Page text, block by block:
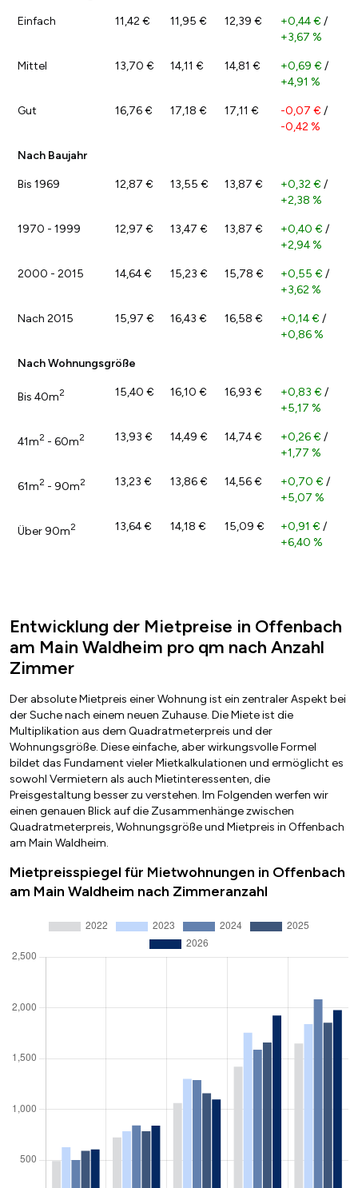
Einfach 11,42 € 11,95 € 12,39 € +0,44 € /
+3,67 %
Mittel 13,70 € 14,11 € 14,81 € +0,69 € /
+4,91 %
Gut 16,76 € 17,18 € 17,11 € -0,07 € /
-0,42 %
Nach Baujahr
Bis 1969 12,87 € 13,55 € 13,87 € +0,32 € /
+2,38 %
1970 - 1999 12,97 € 13,47 € 13,87 € +0,40 € /
+2,94 %
2000 - 2015 14,64 € 15,23 € 15,78 € +0,55 € /
+3,62 %
Nach 2015 15,97 € 16,43 € 16,58 € +0,14 € /
+0,86 %
Nach Wohnungsgröße
Bis 40m2 15,40 € 16,10 € 16,93 € +0,83 € /
+5,17 %
41m2 - 60m2 13,93 € 14,49 € 14,74 € +0,26 € /
+1,77 %
61m2 - 90m2 13,23 € 13,86 € 14,56 € +0,70 € /
+5,07 %
Über 90m2 13,64 € 14,18 € 15,09 € +0,91 € /
+6,40 %
Entwicklung der Mietpreise in Offenbach
am Main Waldheim pro qm nach Anzahl
Zimmer
Der absolute Mietpreis einer Wohnung ist ein zentraler Aspekt bei
der Suche nach einem neuen Zuhause. Die Miete ist die
Multiplikation aus dem Quadratmeterpreis und der
Wohnungsgröße. Diese einfache, aber wirkungsvolle Formel
bildet das Fundament vieler Mietkalkulationen und ermöglicht es
sowohl Vermietern als auch Mietinteressenten, die
Preisgestaltung besser zu verstehen. Im Folgenden werfen wir
einen genauen Blick auf die Zusammenhänge zwischen
Quadratmeterpreis, Wohnungsgröße und Mietpreis in Offenbach
am Main Waldheim.
Mietpreisspiegel für Mietwohnungen in Offenbach
am Main Waldheim nach Zimmeranzahl